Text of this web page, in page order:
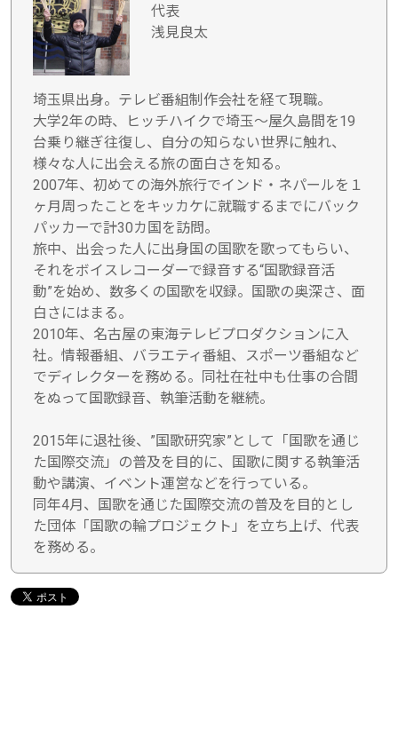
代表
浅見良太
埼玉県出身。テレビ番組制作会社を経て現職。
大学2年の時、ヒッチハイクで埼玉～屋久島間を19
台乗り継ぎ往復し、自分の知らない世界に触れ、
様々な人に出会える旅の面白さを知る。
2007年、初めての海外旅行でインド・ネパールを１
ヶ月周ったことをキッカケに就職するまでにバック
パッカーで計30カ国を訪問。
旅中、出会った人に出身国の国歌を歌ってもらい、
それをボイスレコーダーで録音する“国歌録音活
動”を始め、数多くの国歌を収録。国歌の奥深さ、面
白さにはまる。
2010年、名古屋の東海テレビプロダクションに入
社。情報番組、バラエティ番組、スポーツ番組など
でディレクターを務める。同社在社中も仕事の合間
をぬって国歌録音、執筆活動を継続。
2015年に退社後、”国歌研究家”として「国歌を通じ
た国際交流」の普及を目的に、国歌に関する執筆活
動や講演、イベント運営などを行っている。
同年4月、国歌を通じた国際交流の普及を目的とし
た団体「国歌の輪プロジェクト」を立ち上げ、代表
を務める。